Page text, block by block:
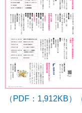
（PDF：1,912KB）